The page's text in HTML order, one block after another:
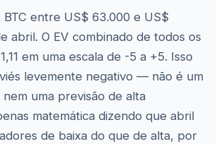
BTC entre US$ 63.000 e US$
abril. O EV combinado de todos os
em uma escala de -5 a +5. Isso
levemente negativo — não é um
uma previsão de alta
matemática dizendo que abril
de baixa do que de alta, por